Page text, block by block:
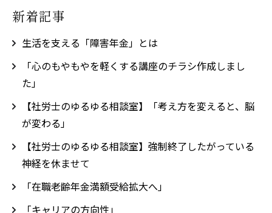
新着記事
生活を支える「障害年金」とは
「心のもやもやを軽くする講座のチラシ作成しまし
た」
【社労士のゆるゆる相談室】「考え方を変えると、脳
が変わる」
【社労士のゆるゆる相談室】強制終了したがっている
神経を休ませて
「在職老齢年金満額受給拡大へ」
「キャリアの方向性」